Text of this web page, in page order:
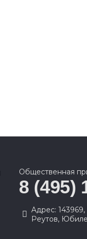
Общественная
8 (495)
Адрес: 143969,
Реутов,